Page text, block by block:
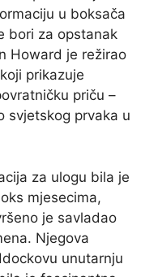
u boksača
bori za opstanak
Howard je režirao
prikazuje
priču –
svjetskog prvaka u
za ulogu bila je
mjesecima,
je savladao
Njegova
unutarnju